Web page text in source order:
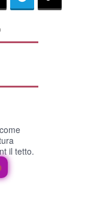
il tetto.